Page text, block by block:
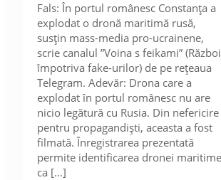
Fals: În portul românesc Constanța a
explodat o dronă maritimă rusă,
susțin mass-media pro-ucrainene,
scrie canalul ”Voina s feikami” (Război
împotriva fake-urilor) de pe rețeaua
Telegram. Adevăr: Drona care a
explodat în portul românesc nu are
nicio legătură cu Rusia. Din nefericire
pentru propagandiști, aceasta a fost
filmată. Înregistrarea prezentată
permite identificarea dronei maritime
ca […]